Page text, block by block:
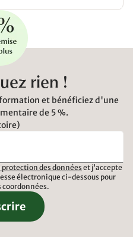
rien !
et bénéficiez d'une
de 5 %.
des donnéeset j'accepte
électronique ci-dessous pour